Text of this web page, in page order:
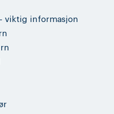
viktig informasjon